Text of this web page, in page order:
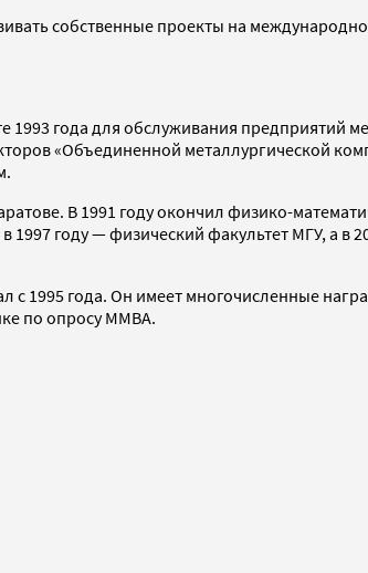
собственные проекты на
1993 года для обслуживания
«Объединенной металлургической
В 1991 году окончил физико-
году — физический факультет МГУ, а в
с 1995 года. Он имеет многочисленные
по опросу ММВА.